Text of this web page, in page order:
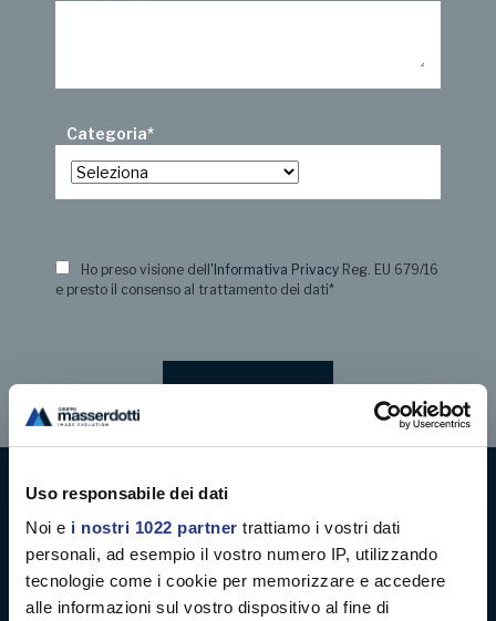
Uso responsabile dei dati
Noi e i nostri 1022 partner trattiamo i vostri dati
personali, ad esempio il vostro numero IP, utilizzando
tecnologie come i cookie per memorizzare e accedere
alle informazioni sul vostro dispositivo al fine di
Categoria*
Ho preso visione dell 'Informativa Privacy Reg. EU 679/16
e presto il consenso al trattamento dei dati*
Digital decoration
Digital signage